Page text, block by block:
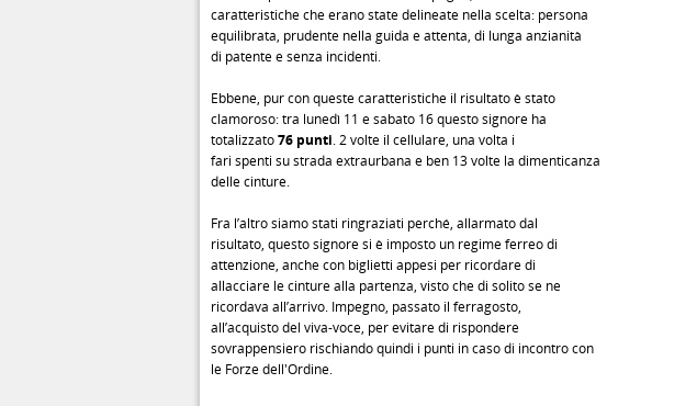
caratteristiche che erano state delineate nella scelta: persona
equilibrata, prudente nella guida e attenta, di lunga anzianità
di patente e senza incidenti.
Ebbene, pur con queste caratteristiche il risultato è stato
clamoroso: tra lunedì 11 e sabato 16 questo signore ha
totalizzato76 punti. 2 volte il cellulare, una volta i
fari spenti su strada extraurbana e ben 13 volte la dimenticanza
delle cinture.
Fra l’altro siamo stati ringraziati perché, allarmato dal
risultato, questo signore si è imposto un regime ferreo di
attenzione, anche con biglietti appesi per ricordare di
allacciare le cinture alla partenza, visto che di solito se ne
ricordava all’arrivo. Impegno, passato il ferragosto,
all’acquisto del viva-voce, per evitare di rispondere
sovrappensiero rischiando quindi i punti in caso di incontro con
le Forze dell'Ordine.